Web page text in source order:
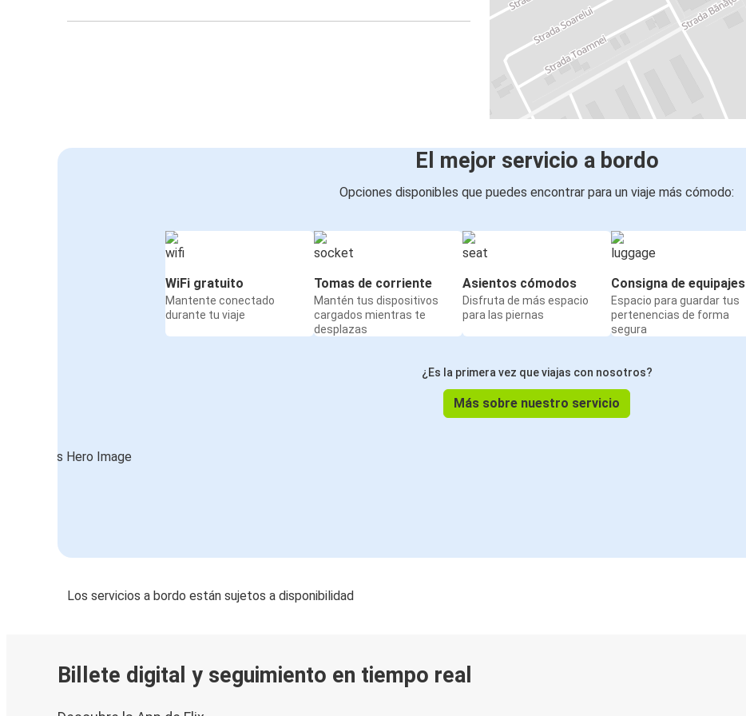
El mejor servicio a bordo
Opciones disponibles que puedes encontrar para un viaje más cómodo:
WiFi gratuito
Mantente conectado
durante tu viaje
Tomas de corriente
Mantén tus dispositivos
cargados mientras te
desplazas
Asientos cómodos
Disfruta de más espacio
para las piernas
Consigna de equipajes
Espacio para guardar tus
pertenencias de forma
segura
¿Es la primera vez que viajas con nosotros?
Más sobre nuestro servicio
Los servicios a bordo están sujetos a disponibilidad
Billete digital y seguimiento en tiempo real